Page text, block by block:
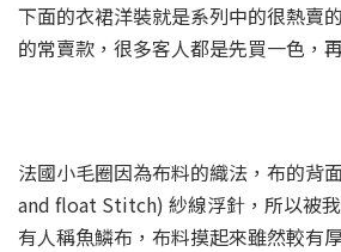
下面的衣裙洋裝就是系列中的很熱賣
的常賣款，很多客人都是先買一色，
法國小毛圈因為布料的織法，布的背
and float Stitch) 紗線浮針，所以被
有人稱魚鱗布，布料摸起來雖然較有